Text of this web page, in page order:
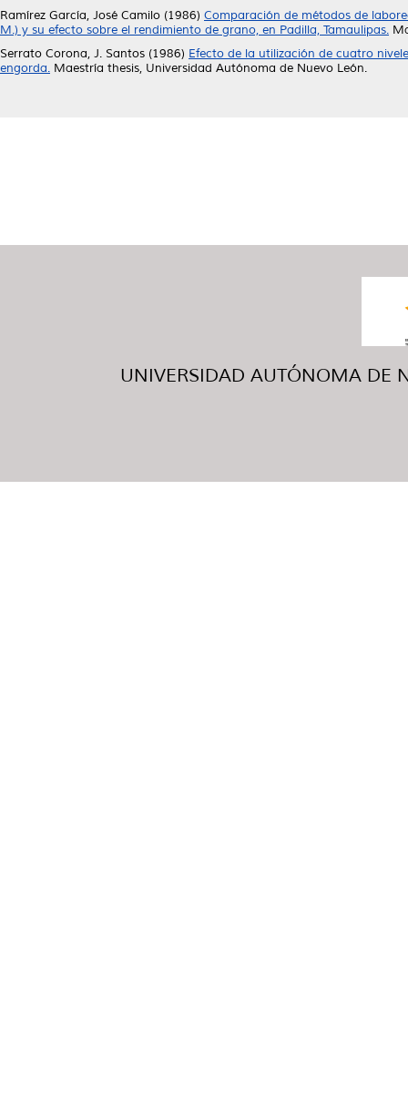
Ramírez García, José Camilo (1986) Comparación de métodos de
M.) y su efecto sobre el rendimiento de grano, en Padilla, Tamaulipas.
Serrato Corona, J. Santos (1986) Efecto de la utilización de cuatro
engorda. Maestría thesis, Universidad Autónoma de Nuevo León.
UNIVERSIDAD AUTÓNOMA DE